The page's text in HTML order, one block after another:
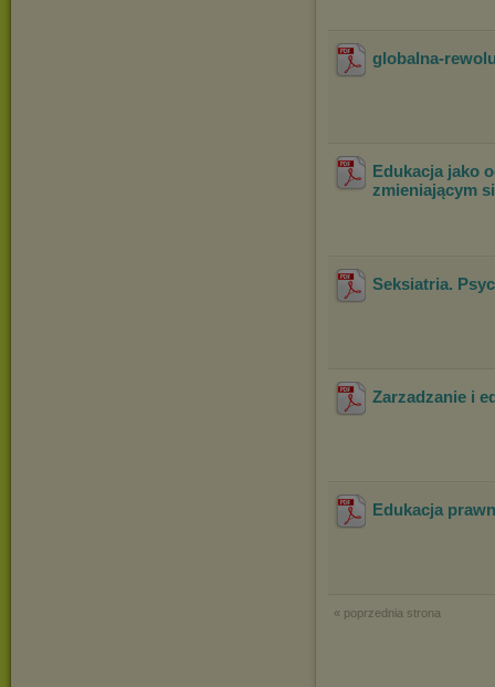
globalna-
Edukacja jako
zmieniającym
Seksiatria.
Zarzadzanie i
Edukacja
« poprzednia strona